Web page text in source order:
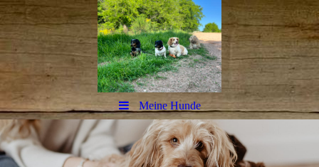
Meine Hunde